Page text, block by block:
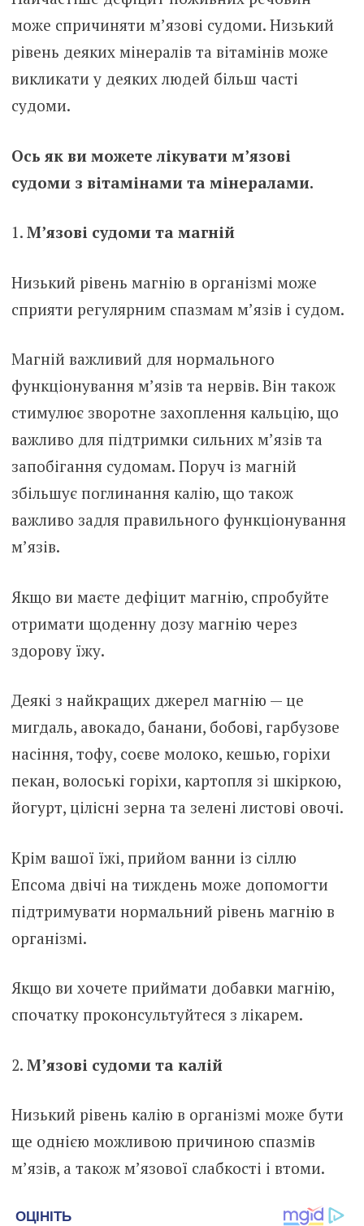
може спричиняти м’язові судоми. Низький
рівень деяких мінералів та вітамінів може
викликати у деяких людей більш часті
судоми.
Ось як ви можете лікувати м’язові
судоми з вітамінами та мінералами.
М’язові судоми та магній
Низький рівень магнію в організмі може
сприяти регулярним спазмам м’язів і судом.
Магній важливий для нормального
функціонування м’язів та нервів. Він також
стимулює зворотне захоплення кальцію, що
важливо для підтримки сильних м’язів та
запобігання судомам. Поруч із магній
збільшує поглинання калію, що також
важливо задля правильного функціонування
м’язів.
Якщо ви маєте дефіцит магнію, спробуйте
отримати щоденну дозу магнію через
здорову їжу.
Деякі з найкращих джерел магнію — це
мигдаль, авокадо, банани, бобові, гарбузове
насіння, тофу, соєве молоко, кешью, горіхи
пекан, волоські горіхи, картопля зі шкіркою,
йогурт, цілісні зерна та зелені листові овочі.
Крім вашої їжі, прийом ванни із сіллю
Епсома двічі на тиждень може допомогти
підтримувати нормальний рівень магнію в
організмі.
Якщо ви хочете приймати добавки магнію,
спочатку проконсультуйтеся з лікарем.
М’язові судоми та калій
Низький рівень калію в організмі може бути
ще однією можливою причиною спазмів
м’язів, а також м’язової слабкості і втоми.